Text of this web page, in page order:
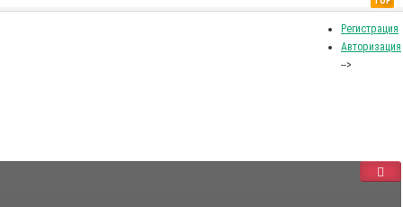
Регистрация
Авторизация
-->